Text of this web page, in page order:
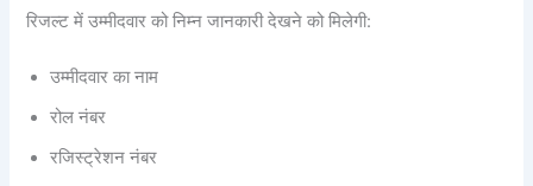
रिजल्ट में उम्मीदवार को निम्न जानकारी देखने को मिलेगी:
उम्मीदवार का नाम
रोल नंबर
रजिस्ट्रेशन नंबर